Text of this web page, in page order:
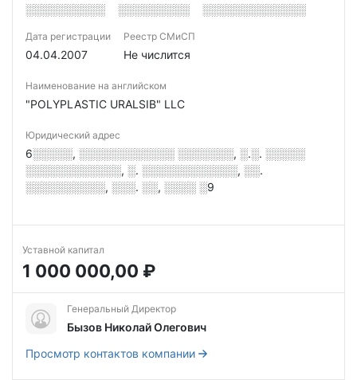
░░░░░░░░░░ ░░░░░░░░░ ░░░░░░░░░░░░░
Дата регистрации
04.04.2007
Реестр СМиСП
Не числится
Наименование на английском
"POLYPLASTIC URALSIB" LLC
Юридический адрес
6░░░░░, ░░░░░░░░░░░░ ░░░░░░░, ░.░. ░░░░░
░░░░░░░░░░░░, ░. ░░░░░░░░░░░░, ░░.
░░░░░░░░░░, ░░░. ░░, ░░░░ ░9
Уставной капитал
1 000 000,00 ₽
Генеральный Директор
Бызов Николай Олегович
Просмотр контактов компании